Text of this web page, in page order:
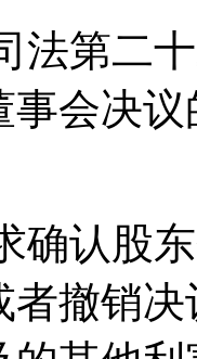
法第二
事会决
确认股
者撤销